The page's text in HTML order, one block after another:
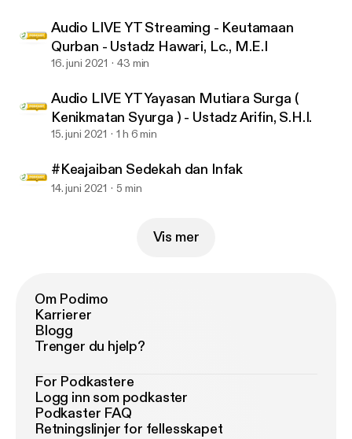
Audio LIVE YT Streaming - Keutamaan
Qurban - Ustadz Hawari, Lc., M.E.I
16. juni 2021 43 min
Audio LIVE YT Yayasan Mutiara Surga (
Kenikmatan Syurga ) - Ustadz Arifin, S.H.I.
15. juni 2021 1 h 6 min
#Keajaiban Sedekah dan Infak
14. juni 2021 5 min
Vis mer
Om Podimo
Karrierer
Blogg
Trenger du hjelp?
For Podkastere
Logg inn som podkaster
Podkaster FAQ
Retningslinjer for fellesskapet